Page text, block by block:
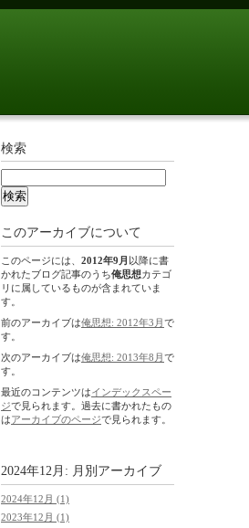
検索
このアーカイブについて
このページには、 2012年9月 以降に書
かれたブログ記事のうち俺思想カテゴ
リに属しているものが含まれていま
す。
前のアーカイブは俺思想: 2012年3月で
す。
次のアーカイブは俺思想: 2013年8月で
す。
最近のコンテンツはインデックスペー
ジで見られます。過去に書かれたもの
はアーカイブのページで見られます。
2024年12月: 月別アーカイブ
2024年12月 (1)
2023年12月 (1)